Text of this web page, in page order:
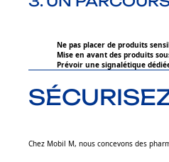
Ne pas placer de produits
Mise en avant des produits
Prévoir une signalétique
Chez Mobil M, nous concevons des